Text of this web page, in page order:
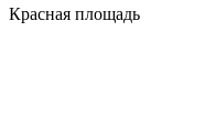
Красная площадь